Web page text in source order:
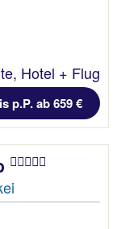
Hotel + Flug
p.P. ab 659 €